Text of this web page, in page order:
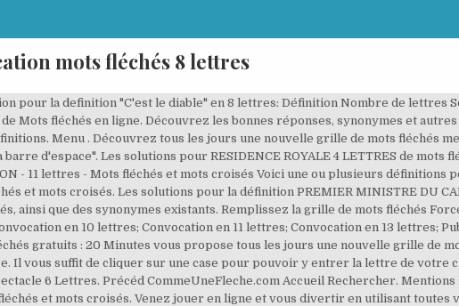
mots fléchés 8 lettres
pour la definition "C'est le diable" en 8 lettres: Définition Nombre de lettres
Mots fléchés en ligne. Découvrez les bonnes réponses, synonymes et
Menu . Découvrez tous les jours une nouvelle grille de mots fléchés
d'espace". Les solutions pour RESIDENCE ROYALE 4 LETTRES de mots
- 11 lettres - Mots fléchés et mots croisés Voici une ou plusieurs définitions
et mots croisés. Les solutions pour la définition PREMIER MINISTRE DU
ainsi que des synonymes existants. Remplissez la grille de mots fléchés
en 10 lettres; Convocation en 11 lettres; Convocation en 13 lettres;
gratuits : 20 Minutes vous propose tous les jours une nouvelle grille de
Il vous suffit de cliquer sur une case pour pouvoir y entrer la lettre de votre
6 Lettres. Précéd CommeUneFleche.com Accueil Rechercher.
et mots croisés. Venez jouer en ligne et vous divertir en utilisant toutes